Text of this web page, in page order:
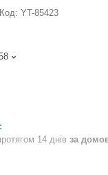
Код: YT-85423
14 днів за